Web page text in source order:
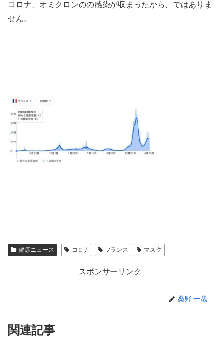
コロナ、オミクロンのの感染が収まったから、ではありま
せん。
健康ニュース コロナ フランス マスク
スポンサーリンク
桑野 一哉
関連記事